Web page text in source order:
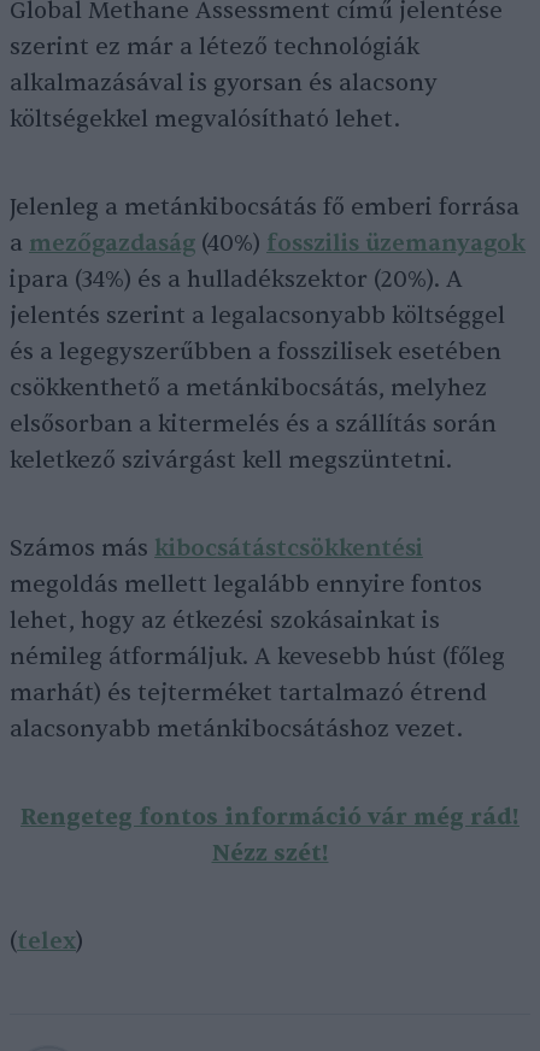
Global Methane Assessment című jelentése
szerint ez már a létező technológiák
alkalmazásával is gyorsan és alacsony
költségekkel megvalósítható lehet.
Jelenleg a metánkibocsátás fő emberi forrása
a mezőgazdaság (40%) fosszilis üzemanyagok
ipara (34%) és a hulladékszektor (20%). A
jelentés szerint a legalacsonyabb költséggel
és a legegyszerűbben a fosszilisek esetében
csökkenthető a metánkibocsátás, melyhez
elsősorban a kitermelés és a szállítás során
keletkező szivárgást kell megszüntetni.
Számos más kibocsátástcsökkentési
megoldás mellett legalább ennyire fontos
lehet, hogy az étkezési szokásainkat is
némileg átformáljuk. A kevesebb húst (főleg
marhát) és tejterméket tartalmazó étrend
alacsonyabb metánkibocsátáshoz vezet.
Rengeteg fontos információ vár még rád!
Nézz szét!
(telex)